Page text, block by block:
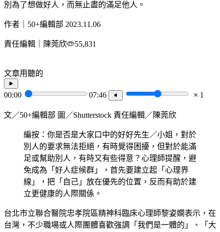
別為了想做好人，而無止盡的滿足他人。
作者｜50+編輯部 2023.11.06
責任編輯｜陳莞欣 55,831
文章用聽的
00:00 07:46 1
文／50+編輯部 圖／Shutterstock 責任編輯／陳莞欣
編按：你是否是大家口中的好好先生／小姐，對於
別人的要求無法拒絕，有時覺得困擾，但對於能滿
足或幫助別人，有時又有些得意？心理師提醒，避
免成為「好人症候群」，首先要建立起「心理界
線」，把「自己」放在優先的位置，反而有助於建
立更健康的人際關係。
台北市立聯合醫院忠孝院區精神科臨床心理師黎姿嫻表示，在
台灣，不少職場或人際團體喜歡強調「我們是一體的」、「大